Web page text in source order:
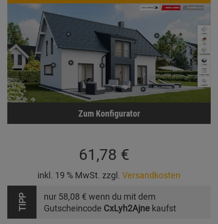
Zum Konfigurator
61,78 €
inkl. 19 % MwSt. zzgl. Versandkosten
TIPP nur 58,08 € wenn du mit dem
Gutscheincode CxLyh2Ajne kaufst